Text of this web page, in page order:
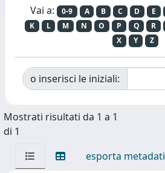
Vai a: 0-9 A B C D E
K
L M N O P Q R
X
Y Z
o inserisci le iniziali:
Mostrati risultati da 1 a 1
di 1
esporta metadati